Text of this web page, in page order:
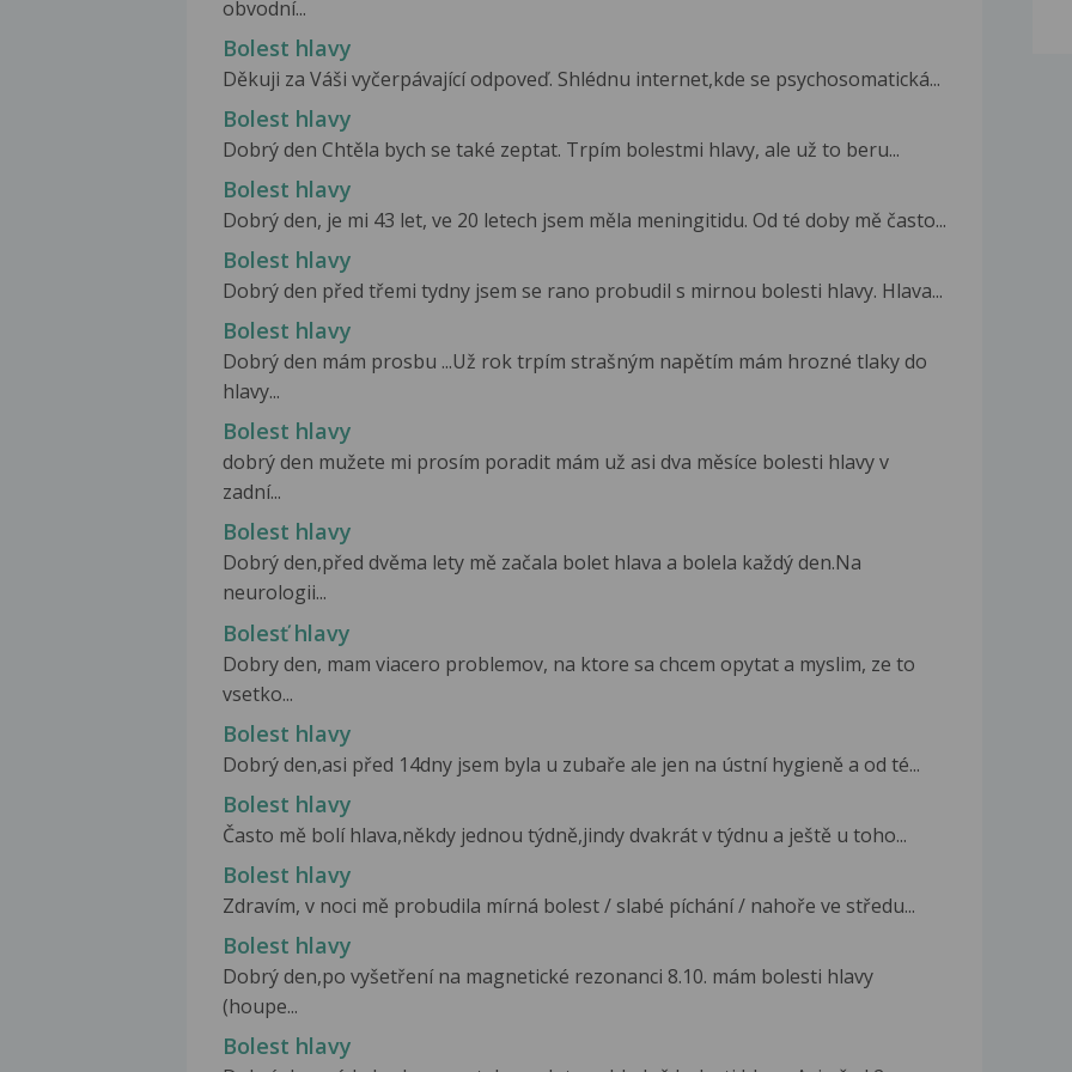
obvodní...
Bolest hlavy
Děkuji za Váši vyčerpávající odpoveď. Shlédnu internet,kde se psychosomatická...
Bolest hlavy
Dobrý den Chtěla bych se také zeptat. Trpím bolestmi hlavy, ale už to beru...
Bolest hlavy
Dobrý den, je mi 43 let, ve 20 letech jsem měla meningitidu. Od té doby mě často...
Bolest hlavy
Dobrý den před třemi tydny jsem se rano probudil s mirnou bolesti hlavy. Hlava...
Bolest hlavy
Dobrý den mám prosbu ...Už rok trpím strašným napětím mám hrozné tlaky do
hlavy...
Bolest hlavy
dobrý den mužete mi prosím poradit mám už asi dva měsíce bolesti hlavy v
zadní...
Bolest hlavy
Dobrý den,před dvěma lety mě začala bolet hlava a bolela každý den.Na
neurologii...
Bolesť hlavy
Dobry den, mam viacero problemov, na ktore sa chcem opytat a myslim, ze to
vsetko...
Bolest hlavy
Dobrý den,asi před 14dny jsem byla u zubaře ale jen na ústní hygieně a od té...
Bolest hlavy
Často mě bolí hlava,někdy jednou týdně,jindy dvakrát v týdnu a ještě u toho...
Bolest hlavy
Zdravím, v noci mě probudila mírná bolest / slabé píchání / nahoře ve středu...
Bolest hlavy
Dobrý den,po vyšetření na magnetické rezonanci 8.10. mám bolesti hlavy
(houpe...
Bolest hlavy